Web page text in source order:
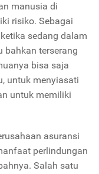
manusia di
risiko. Sebagai
sedang dalam
bahkan terserang
bisa saja
untuk menyiasati
untuk memiliki
asuransi
perlindungan
Salah satu